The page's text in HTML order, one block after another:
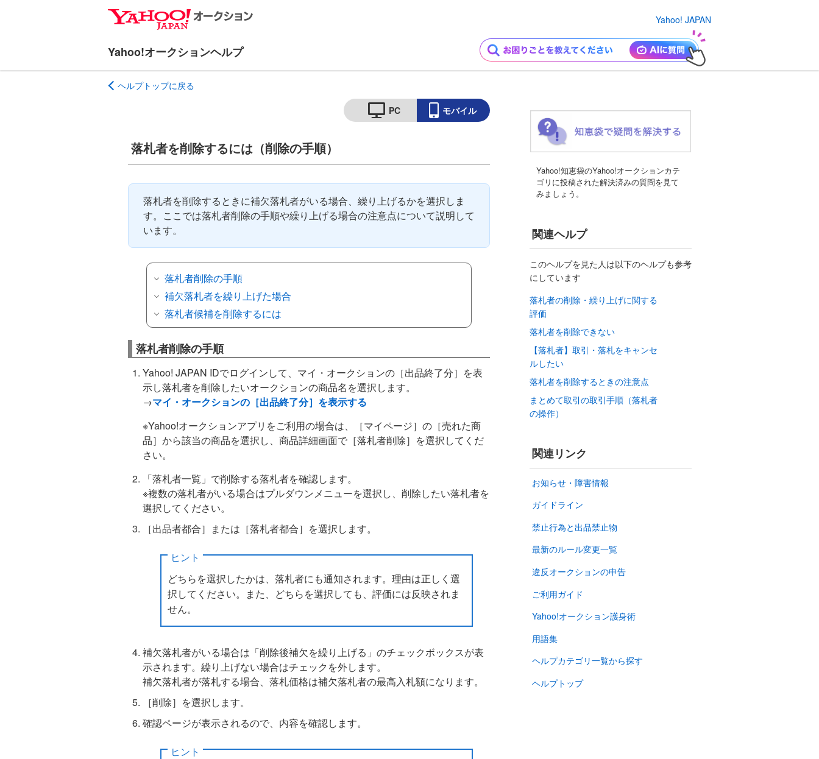
シ
ン
Yahoo! JAPAN
ヘルプトップに戻る
PC モバイル
落札者を削除するには（削除の手順）
落札者を削除するときに補欠落札者がいる場合、繰り上げるかを選択しま
す。ここでは落札者削除の手順や繰り上げる場合の注意点について説明して
います。
落札者削除の手順
補欠落札者を繰り上げた場合
落札者候補を削除するには
落札者削除の手順
Yahoo! JAPAN IDでログインして、マイ・オークションの［出品終了分］を表
示し落札者を削除したいオークションの商品名を選択します。
→マイ・オークションの［出品終了分］を表示する
※Yahoo!オークションアプリをご利用の場合は、［マイページ］の［売れた商
品］から該当の商品を選択し、商品詳細画面で［落札者削除］を選択してくだ
さい。
「落札者一覧」で削除する落札者を確認します。
※複数の落札者がいる場合はプルダウンメニューを選択し、削除したい落札者を
選択してください。
［出品者都合］または［落札者都合］を選択します。
ヒント
どちらを選択したかは、落札者にも通知されます。理由は正しく選
択してください。また、どちらを選択しても、評価には反映されま
せん。
補欠落札者がいる場合は「削除後補欠を繰り上げる」のチェックボックスが表
示されます。繰り上げない場合はチェックを外します。
補欠落札者が落札する場合、落札価格は補欠落札者の最高入札額になります。
［削除］を選択します。
確認ページが表示されるので、内容を確認します。
ヒント
Yahoo!知恵袋のYahoo!オークションカテ
ゴリに投稿された解決済みの質問を見て
みましょう。
関連ヘルプ
このヘルプを見た人は以下のヘルプも参考
にしています
落札者の削除・繰り上げに関する
評価
落札者を削除できない
【落札者】取引・落札をキャンセ
ルしたい
落札者を削除するときの注意点
まとめて取引の取引手順（落札者
の操作）
関連リンク
お知らせ・障害情報
ガイドライン
禁止行為と出品禁止物
最新のルール変更一覧
違反オークションの申告
ご利用ガイド
Yahoo!オークション護身術
用語集
ヘルプカテゴリ一覧から探す
ヘルプトップ